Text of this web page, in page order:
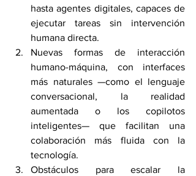
hasta agentes digitales, capaces de
ejecutar tareas sin intervención
humana directa.
Nuevas formas de interacción
humano-máquina, con interfaces
más naturales —como el lenguaje
conversacional, la realidad
aumentada o los copilotos
inteligentes— que facilitan una
colaboración más fluida con la
tecnología.
Obstáculos para escalar la